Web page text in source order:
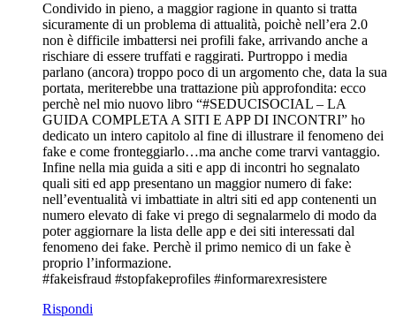
Condivido in pieno, a maggior ragione in quanto si tratta
sicuramente di un problema di attualità, poichè nell’era 2.0
non è difficile imbattersi nei profili fake, arrivando anche a
rischiare di essere truffati e raggirati. Purtroppo i media
parlano (ancora) troppo poco di un argomento che, data la sua
portata, meriterebbe una trattazione più approfondita: ecco
perchè nel mio nuovo libro “#SEDUCISOCIAL – LA
GUIDA COMPLETA A SITI E APP DI INCONTRI” ho
dedicato un intero capitolo al fine di illustrare il fenomeno dei
fake e come fronteggiarlo…ma anche come trarvi vantaggio.
Infine nella mia guida a siti e app di incontri ho segnalato
quali siti ed app presentano un maggior numero di fake:
nell’eventualità vi imbattiate in altri siti ed app contenenti un
numero elevato di fake vi prego di segnalarmelo di modo da
poter aggiornare la lista delle app e dei siti interessati dal
fenomeno dei fake. Perchè il primo nemico di un fake è
proprio l’informazione.
#fakeisfraud #stopfakeprofiles #informarexresistere
Rispondi